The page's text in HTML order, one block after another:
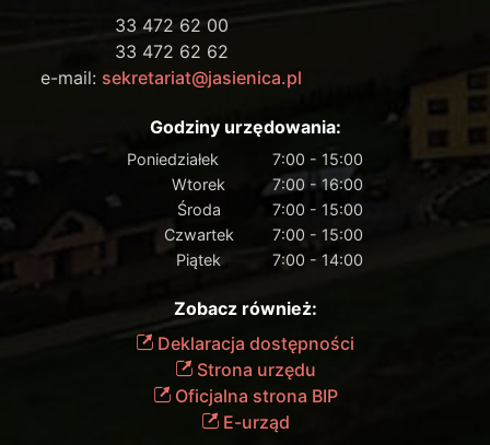
33 472 62 00
33 472 62 62
e-mail: sekretariat@jasienica.pl
Godziny urzędowania:
Poniedziałek
7:00 - 15:00
Wtorek
7:00 - 16:00
Środa
7:00 - 15:00
Czwartek
7:00 - 15:00
Piątek
7:00 - 14:00
Zobacz również:
Deklaracja dostępności
Strona urzędu
Oficjalna strona BIP
E-urząd